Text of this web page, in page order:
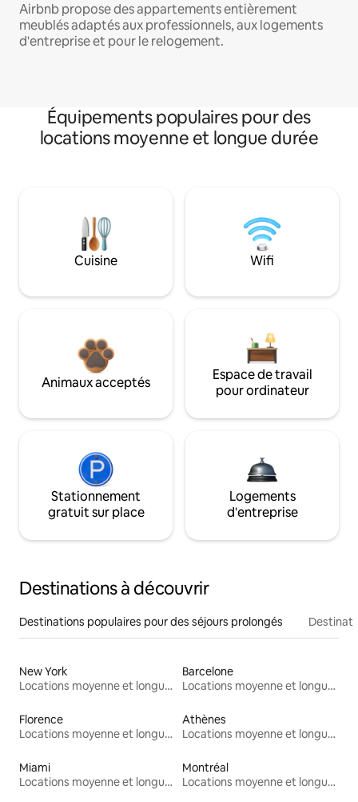
Airbnb propose des appartements entièrement
meublés adaptés aux professionnels, aux logements
d'entreprise et pour le relogement.
Équipements populaires pour des
locations moyenne et longue durée
Cuisine Wifi
Animaux acceptés
Espace de travail
pour ordinateur
Stationnement
gratuit sur place
Logements
d'entreprise
Destinations à découvrir
Destinations populaires pour des séjours prolongés
New York
Locations moyenne et longue durée
Barcelone
Locations moyenne et longue durée
Florence
Locations moyenne et longue durée
Athènes
Locations moyenne et longue durée
Miami
Locations moyenne et longue durée
Montréal
Locations moyenne et longue durée